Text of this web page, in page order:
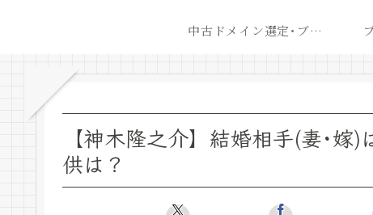
中古ドメイン選定･ブログ開設後最短での収益化戦略
【神木隆之介】結婚相手(妻･
供は？